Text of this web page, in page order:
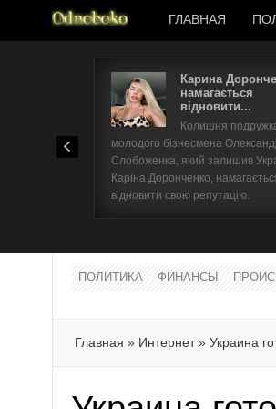
ГЛАВНАЯ
Карина
намагається
відновити...
Колишня
молодого бізнесмена
Слобоженка, який залишив
Каріна Доронченко,
відновити свою репутацію.
ПОЛИТИКА ФИНАНСЫ
Главная » Интернет» Украина